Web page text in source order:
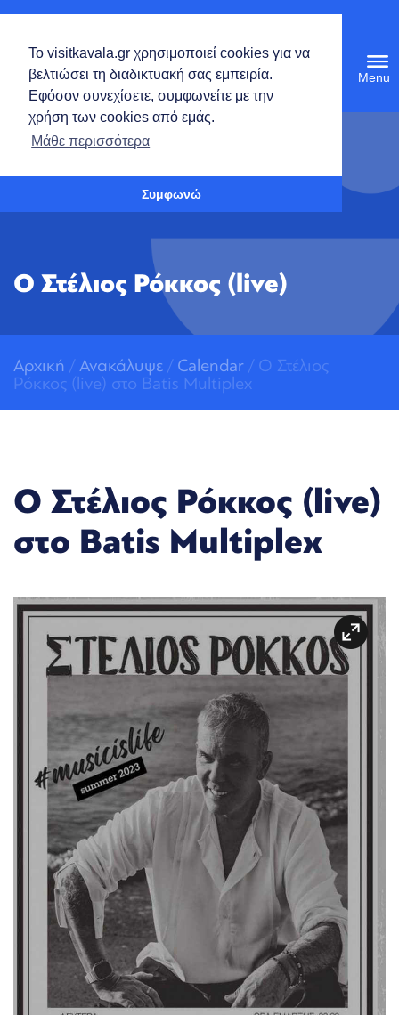
Ανοίξτε τη γραμμή εργαλείων
Το visitkavala.gr χρησιμοποιεί cookies για να
βελτιώσει τη διαδικτυακή σας εμπειρία.
Εφόσον συνεχίσετε, συμφωνείτε με την
χρήση των cookies από εμάς.
Μάθε περισσότερα
Συμφωνώ
Ο Στέλιος Ρόκκος (live)
Αρχική / Ανακάλυψε / Calendar / Ο Στέλιος
Ρόκκος (live) στο Batis Multiplex
Ο Στέλιος Ρόκκος (live)
στο Batis Multiplex